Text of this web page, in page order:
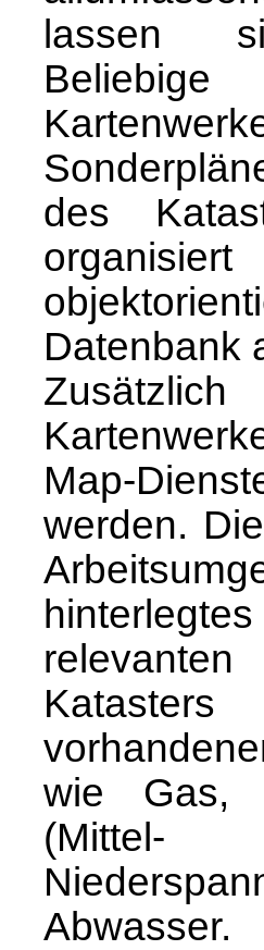
lassen
des
Datenbank
Map-
werden.
wie Gas,
Abwasser.